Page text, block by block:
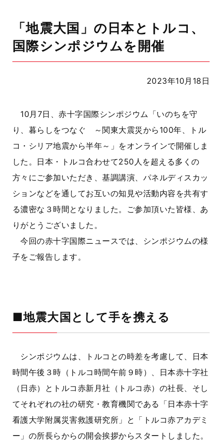
「地震大国」の日本とトルコ、
国際シンポジウムを開催
2023年10月18日
10月7日、赤十字国際シンポジウム「いのちを守
り、暮らしをつなぐ ～関東大震災から100年、トル
コ・シリア地震から半年～」をオンラインで開催しま
した。日本・トルコ合わせて250人を超える多くの
方々にご参加いただき、基調講演、パネルディスカッ
ションなどを通してお互いの知見や活動内容を共有す
る濃密な３時間となりました。ご参加頂いた皆様、あ
りがとうございました。
今回の赤十字国際ニュースでは、シンポジウムの様
子をご報告します。
■地震大国として手を携える
シンポジウムは、トルコとの時差を考慮して、日本
時間午後３時（トルコ時間午前９時）、日本赤十字社
（日赤）とトルコ赤新月社（トルコ赤）の社長、そし
てそれぞれの社の研究・教育機関である「日本赤十字
看護大学附属災害救護研究所」と「トルコ赤アカデミ
ー」の所長らからの開会挨拶からスタートしました。